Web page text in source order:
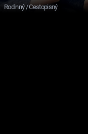
Rodinný / Cestopisný